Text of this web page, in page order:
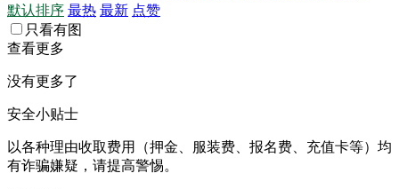
默认排序 最热 最新 点赞
只看有图
查看更多
没有更多了
安全小贴士
以各种理由收取费⽤（押⾦、服装费、报名费、充值卡等）均
有诈骗嫌疑，请提⾼警惕。